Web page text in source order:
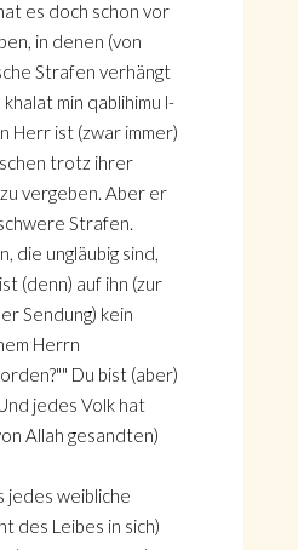
es doch schon vor
in denen (von
Strafen verhängt
min qablihimu l-
Herr ist (zwar immer)
trotz ihrer
vergeben. Aber er
Strafen.
die ungläubig sind,
(denn) auf ihn (zur
Sendung) kein
Herrn
Du bist (aber)
jedes Volk hat
Allah gesandten)
jedes weibliche
des Leibes in sich)